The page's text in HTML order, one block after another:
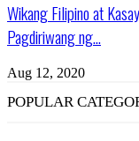
Wikang Filipino at
Pagdiriwang ng...
Aug 12, 2020
POPULAR